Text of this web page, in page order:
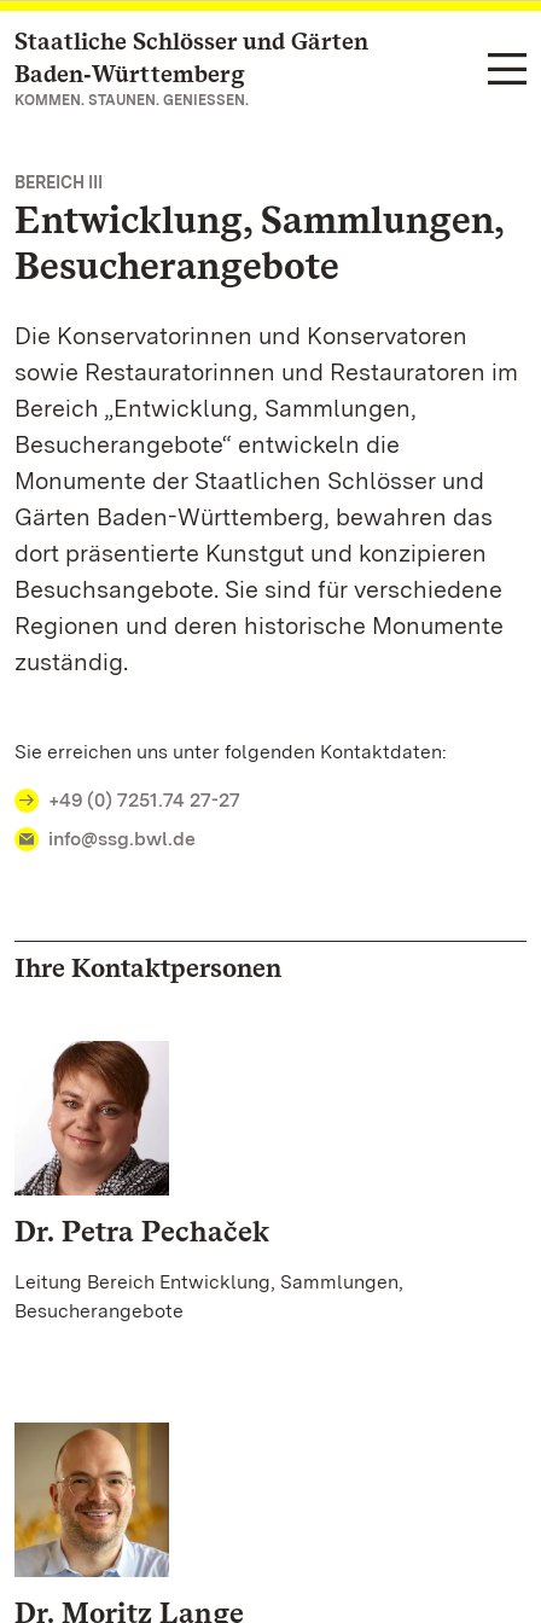
Zum Hauptinhalt springen
Staatliche Schlösser und Gärten
Baden‑Württemberg
KOMMEN. STAUNEN. GENIESSEN.
BEREICH III
Entwicklung, Sammlungen,
Besucherangebote
Die Konservatorinnen und Konservatoren
sowie Restauratorinnen und Restauratoren im
Bereich „Entwicklung, Sammlungen,
Besucherangebote“ entwickeln die
Monumente der Staatlichen Schlösser und
Gärten Baden-Württemberg, bewahren das
dort präsentierte Kunstgut und konzipieren
Besuchsangebote. Sie sind für verschiedene
Regionen und deren historische Monumente
zuständig.
Sie erreichen uns unter folgenden Kontaktdaten:
+49 (0) 7251.74 27-27
info@ssg.bwl.de
Ihre Kontaktpersonen
Dr. Petra Pechaček
Leitung Bereich Entwicklung, Sammlungen,
Besucherangebote
Dr. Moritz Lange